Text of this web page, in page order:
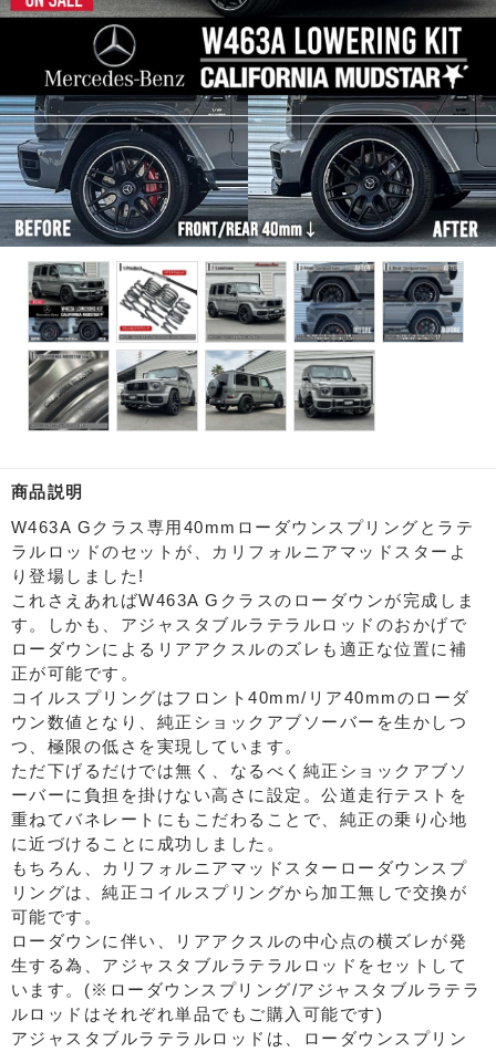
商品説明
W463A Gクラス専用40mmローダウンスプリングとラテ
ラルロッドのセットが、カリフォルニアマッドスターよ
り登場しました!
これさえあればW463A Gクラスのローダウンが完成しま
す。しかも、アジャスタブルラテラルロッドのおかげで
ローダウンによるリアアクスルのズレも適正な位置に補
正が可能です。
コイルスプリングはフロント40mm/リア40mmのローダ
ウン数値となり、純正ショックアブソーバーを生かしつ
つ、極限の低さを実現しています。
ただ下げるだけでは無く、なるべく純正ショックアブソ
ーバーに負担を掛けない高さに設定。公道走行テストを
重ねてバネレートにもこだわることで、純正の乗り心地
に近づけることに成功しました。
もちろん、カリフォルニアマッドスターローダウンスプ
リングは、純正コイルスプリングから加工無しで交換が
可能です。
ローダウンに伴い、リアアクスルの中心点の横ズレが発
生する為、アジャスタブルラテラルロッドをセットして
います。(※ローダウンスプリング/アジャスタブルラテラ
ルロッドはそれぞれ単品でもご購入可能です)
アジャスタブルラテラルロッドは、ローダウンスプリン